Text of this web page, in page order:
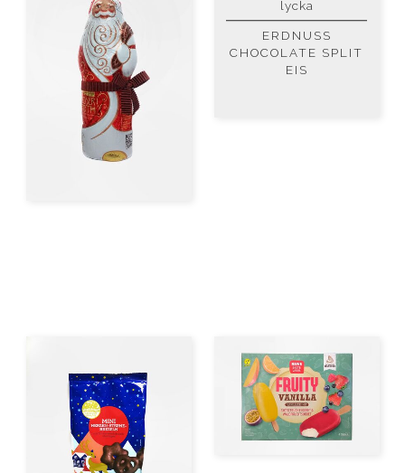
lycka
ERDNUSS
CHOCOLATE SPLIT
EIS